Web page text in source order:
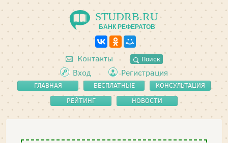
STUDRB.RU
БАНК РЕФЕРАТОВ
Контакты Поиск
Вход Регистрация
ГЛАВНАЯ
БЕСПЛАТНЫЕ
РЕФЕРАТЫ
КОНСУЛЬТАЦИЯ
РЕЙТИНГ
НОВОСТИ